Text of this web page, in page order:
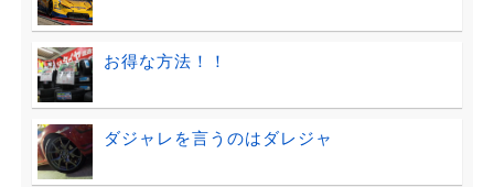
お得な方法！！
ダジャレを言うのはダレジャ